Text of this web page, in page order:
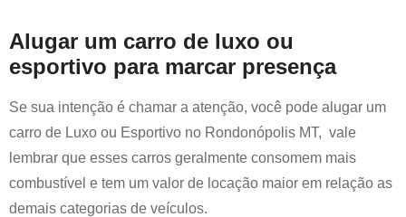
Alugar um carro de luxo ou
esportivo para marcar presença
Se sua intenção é chamar a atenção, você pode alugar um
carro de Luxo ou Esportivo no Rondonópolis MT, vale
lembrar que esses carros geralmente consomem mais
combustível e tem um valor de locação maior em relação as
demais categorias de veículos.